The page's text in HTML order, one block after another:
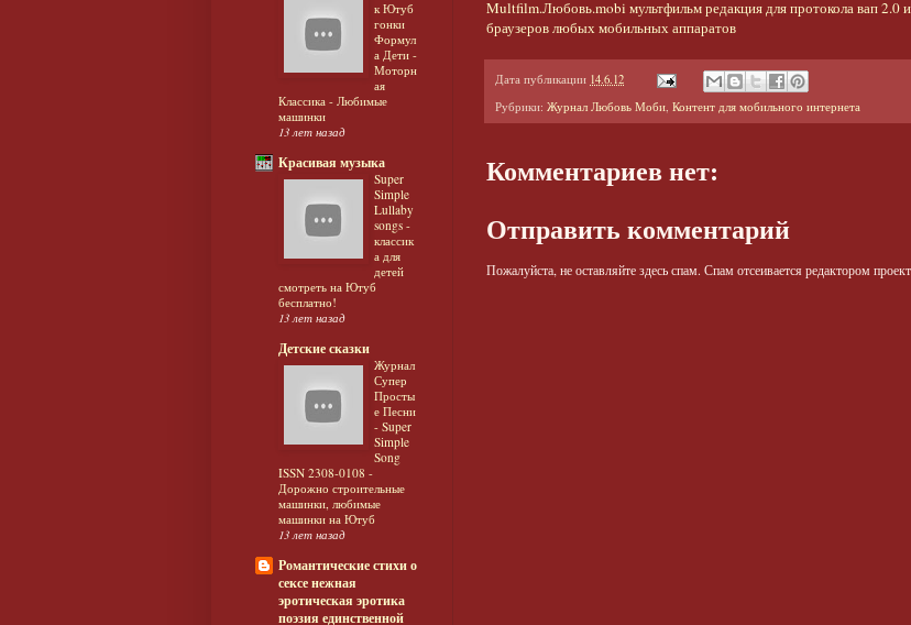
Multfilm.Любовь.mobi мультфильм редакция для протокола вап 2.0
браузеров любых мобильных аппаратов
Дата публикации 14.6.12
Рубрики: Журнал Любовь Моби, Контент для мобильного интернета
Комментариев нет:
Отправить комментарий
Пожалуйста, не оставляйте здесь спам. Спам отсеивается редактором
к Ютуб
гонки
Формул
а Дети -
Моторн
ая
Классика - Любимые
машинки
13 лет назад
Красивая музыка
Super
Simple
Lullaby
songs -
классик
а для
детей
смотреть на Ютуб
бесплатно!
13 лет назад
Детские сказки
Журнал
Супер
Просты
е Песни
- Super
Simple
Song
ISSN 2308-0108 -
Дорожно строительные
машинки, любимые
машинки на Ютуб
13 лет назад
Романтические стихи о
сексе нежная
эротическая эротика
поэзия единственной